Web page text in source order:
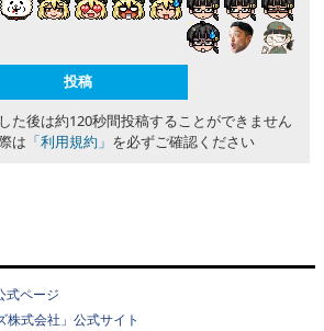
た後は約120秒間投稿することができません
は 「利用規約」 を必ずご確認ください
式ページ
株式会社」公式サイト